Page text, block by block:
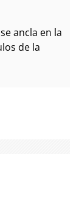
ancla en la
de la